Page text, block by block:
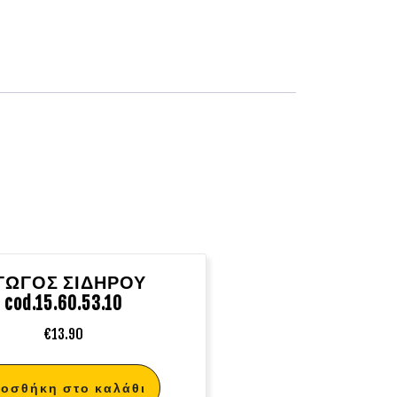
ΣΙΔΗΡΟΥ
cod.15.60.53.10
€13.90
στο καλάθι